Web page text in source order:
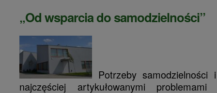
„Od wsparcia do samodzielności”
Potrzeby samodzielności
najczęściej artykułowanymi